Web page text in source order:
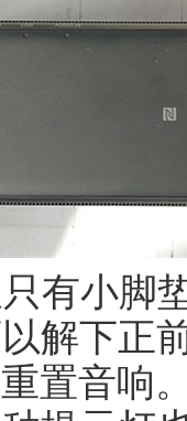
有小脚
解下正
置音响